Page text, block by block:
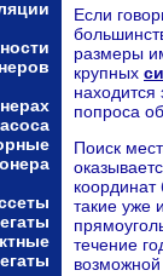
Если
размеры
крупных
попроса
Поиск
такие уже
течение
возможной